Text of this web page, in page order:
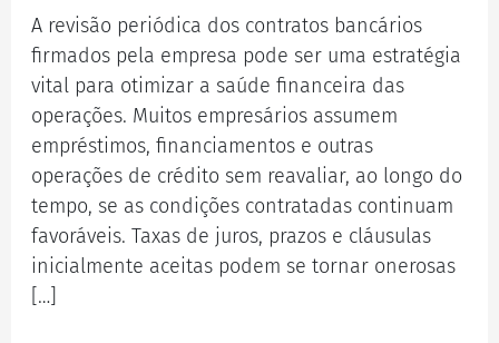
A revisão periódica dos contratos bancários
firmados pela empresa pode ser uma estratégia
vital para otimizar a saúde financeira das
operações. Muitos empresários assumem
empréstimos, financiamentos e outras
operações de crédito sem reavaliar, ao longo do
tempo, se as condições contratadas continuam
favoráveis. Taxas de juros, prazos e cláusulas
inicialmente aceitas podem se tornar onerosas
[…]
das
empresas